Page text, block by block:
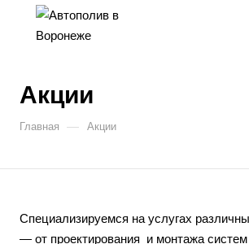
Акции
Главная — Акции
Специализируемся на услугах
— от проектирования и монтажа систем